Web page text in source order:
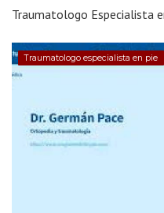
Traumatologo Especialista
Traumatologo especialista en pie